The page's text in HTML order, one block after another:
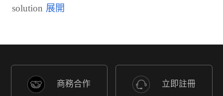
solution
商務合作 立即註冊